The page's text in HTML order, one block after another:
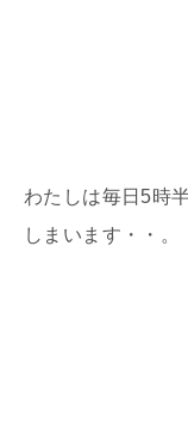
わたしは毎日5時
しまいます・・。